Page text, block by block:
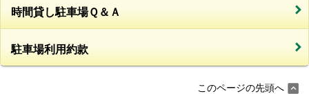
時間貸し駐車場Ｑ＆Ａ
駐車場利用約款
このページの先頭へ